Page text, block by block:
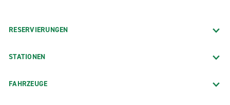
RESERVIERUNGEN
STATIONEN
FAHRZEUGE